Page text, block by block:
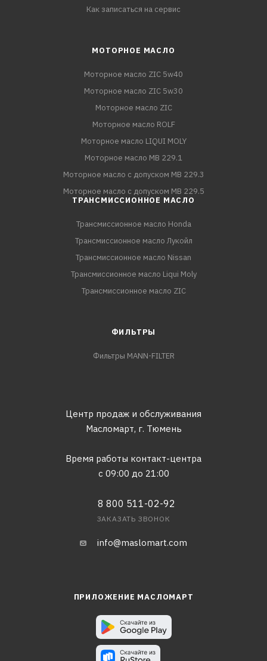
Как записаться на сервис
МОТОРНОЕ МАСЛО
Моторное масло ZIC 5w40
Моторное масло ZIC 5w30
Моторное масло ZIC
Моторное масло ROLF
Моторное масло LIQUI MOLY
Моторное масло MB 229.1
Моторное масло с допуском MB 229.3
Моторное масло с допуском MB 229.5
ТРАНСМИССИОННОЕ МАСЛО
Трансмиссионное масло Honda
Трансмиссионное масло Лукойл
Трансмиссионное масло Nissan
Трансмиссионное масло Liqui Moly
Трансмиссионное масло ZIC
ФИЛЬТРЫ
Фильтры MANN-FILTER
Центр продаж и обслуживания
Масломарт, г. Тюмень
Время работы контакт-центра
с 09:00 до 21:00
8 800 511-02-92
ЗАКАЗАТЬ ЗВОНОК
info@maslomart.com
ПРИЛОЖЕНИЕ МАСЛОМАРТ